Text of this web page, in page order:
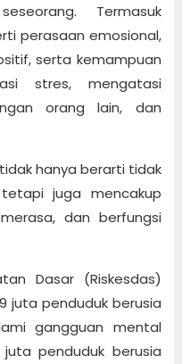
Termasuk
perasaan emosional,
serta kemampuan
stres, mengatasi
orang lain, dan
hanya berarti tidak
juga mencakup
dan berfungsi
Dasar (Riskesdas)
juta penduduk berusia
gangguan mental
penduduk berusia